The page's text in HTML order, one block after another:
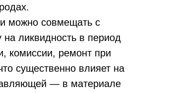
можно совмещать с
ликвидность в период
комиссии, ремонт при
существенно влияет на
— в материале